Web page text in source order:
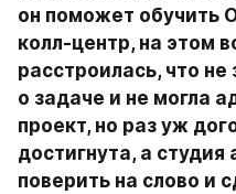
он поможет обучить
колл-центр, на этом
расстроилась, что
о задаче и не могла
проект, но раз уж
достигнута, а
поверить на слово и